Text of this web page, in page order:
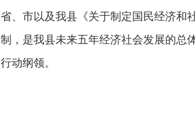
省、市以及我县《关于制定国民经济和
制，是我县未来五年经济社会发展的总
行动纲领。